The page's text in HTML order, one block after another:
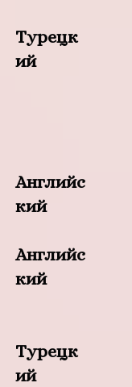
Турецк
ий
Английс
кий
Английс
кий
Турецк
ий